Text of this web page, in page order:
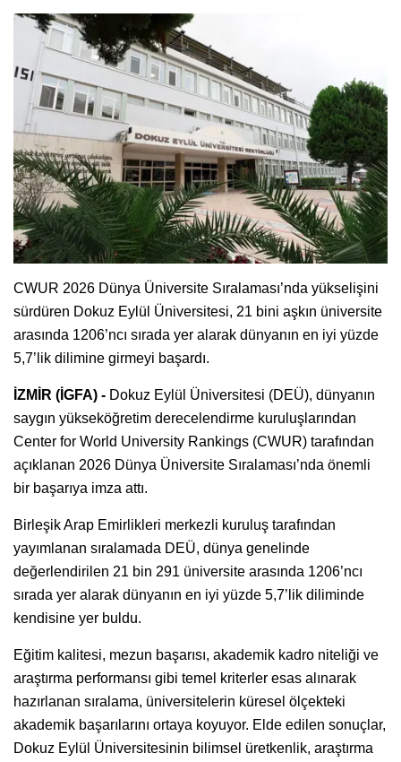
CWUR 2026 Dünya Üniversite Sıralaması’nda yükselişini
sürdüren Dokuz Eylül Üniversitesi, 21 bini aşkın üniversite
arasında 1206’ncı sırada yer alarak dünyanın en iyi yüzde
5,7’lik dilimine girmeyi başardı.
İZMİR (İGFA) - Dokuz Eylül Üniversitesi (DEÜ), dünyanın
saygın yükseköğretim derecelendirme kuruluşlarından
Center for World University Rankings (CWUR) tarafından
açıklanan 2026 Dünya Üniversite Sıralaması’nda önemli
bir başarıya imza attı.
Birleşik Arap Emirlikleri merkezli kuruluş tarafından
yayımlanan sıralamada DEÜ, dünya genelinde
değerlendirilen 21 bin 291 üniversite arasında 1206’ncı
sırada yer alarak dünyanın en iyi yüzde 5,7’lik diliminde
kendisine yer buldu.
Eğitim kalitesi, mezun başarısı, akademik kadro niteliği ve
araştırma performansı gibi temel kriterler esas alınarak
hazırlanan sıralama, üniversitelerin küresel ölçekteki
akademik başarılarını ortaya koyuyor. Elde edilen sonuçlar,
Dokuz Eylül Üniversitesinin bilimsel üretkenlik, araştırma